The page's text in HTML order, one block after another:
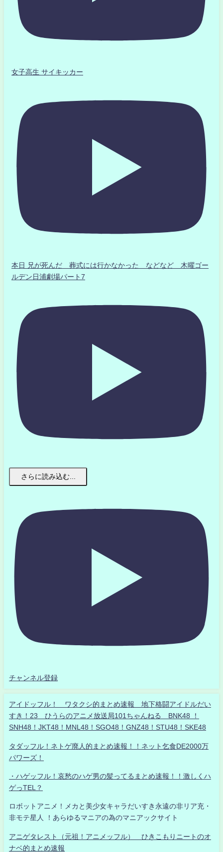
女子高生 サイキッカー
本日 兄が死んだ 葬式には行かなかった などなど 木曜ゴー
ルデン日浦劇場パート7
さらに読み込む...
チャンネル登録
アイドッフル！ ワタクシ的まとめ速報 地下格闘アイドルだい
すき！23 ひうらのアニメ放送局101ちゃんねる BNK48 ！
SNH48！JKT48！MNL48！SGO48！GNZ48！STU48！SKE48
タダッフル！ネトゲ廃人的まとめ速報！！ネット乞食DE2000万
パワーズ！
・ハゲッフル！哀愁のハゲ男の髪ってるまとめ速報！！激しくハ
ゲっTEL？
ロボットアニメ！メカと美少女キャラだいすき永遠の非リア充・
非モテ星人 ！あらゆるマニアの為のマニアックサイト
アニゲタレスト（元祖！アニメッフル） ひきこもりニートのオ
ナベ的まとめ速報